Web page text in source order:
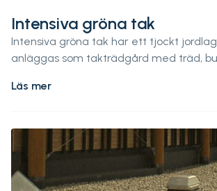
Intensiva gröna tak
Intensiva gröna tak har ett tjockt
anläggas som takträdgård med träd,
Läs mer